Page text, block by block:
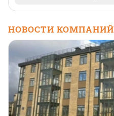
НОВОСТИ КОМПАНИЙ